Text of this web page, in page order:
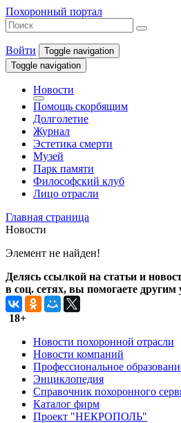
Похоронный портал
Войти
Toggle navigation
Toggle navigation
Новости
Помощь скорбящим
Долголетие
Журнал
Эстетика смерти
Музей
Парк памяти
Философский клуб
Лицо отрасли
Главная страница
Новости
Элемент не найден!
Делясь ссылкой на статьи и
в соц. сетях, вы помогаете другим
18+
Новости похоронной отрасли
Новости компаний
Профессиональное
Энциклопедия
Справочник похоронного
Каталог фирм
Проект "НЕКРОПОЛЬ"